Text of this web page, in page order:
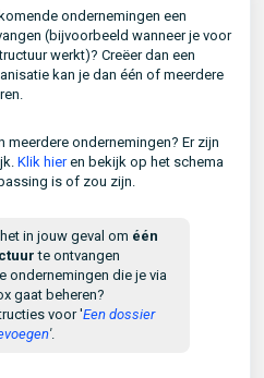
ondernemingen een
(bijvoorbeeld wanneer je voor
werkt)? Creëer dan een
kan je dan één of meerdere
meerdere ondernemingen? Er zijn
Klik hieren bekijk op het schema
is of zou zijn.
in jouw geval om één
te ontvangen
ondernemingen die je via
gaat beheren?
voor 'Een dossier
'.